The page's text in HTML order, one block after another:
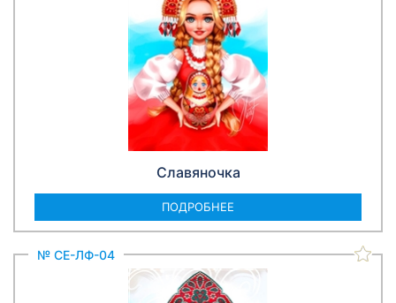
Славяночка
ПОДРОБНЕЕ
№ СЕ-ЛФ-04